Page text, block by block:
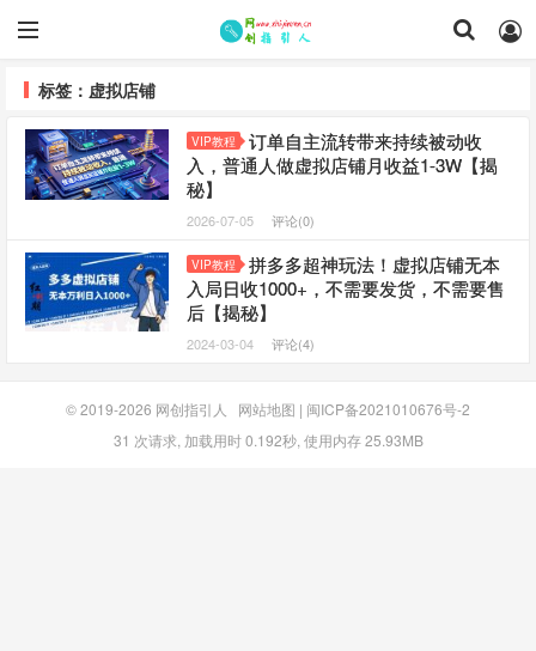
标签：虚拟店铺
VIP教程
订单自主流转带来持续被动收
入，普通人做虚拟店铺月收益1-3W【揭
秘】
2026-07-05 评论(0)
VIP教程
拼多多超神玩法！虚拟店铺无本
入局日收1000+，不需要发货，不需要售
后【揭秘】
2024-03-04 评论(4)
© 2019-2026 网创指引人 网站地图 | 闽ICP备2021010676号-2
31 次请求, 加载用时 0.192秒, 使用内存 25.93MB